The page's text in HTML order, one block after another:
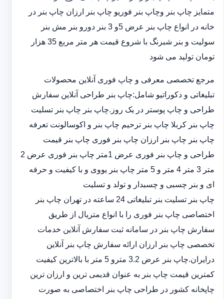
متمایز چاپ بنر وچاپ بنر فوریو چاپ بنر ارزان چاپ بنر در
خانه در انواع چاپ بنر عرض 5و 3 بنر دورو بنر مش بنر
سولیت و بنر شبرنگ با شروع قیمت هر متر مربع 35 هزار
تومان تولید می شود
مرجع تخصصی معرفی و چاپ فوری آنلاین محصولات
تبلیغاتی و دکوراتیو شامل:چاپ بنر طراحی آنلاین سفارش
طراحی و چاپ پوستر در یک روز.چاپ بنر چاپ بنر تسلیت
چاپ بنر کربلا چاپ بنر ترحیم چاپ بنر و اکوسالونت تعرفه
چاپ بنر چاپ بنر ارزان چاپ بنر فوری چاپ بنر قیمت
طراحی و چاپ بنر فوری عرض 1متر چاپ بنر فوری عرض 2
متر 3 متر 4 متر و 5 متر چاپ بنر یووی و با کیفیت و حرفه
ای و بنر چسبی و چسبدار و تولد و تسلیت
چاپ بنر تسلیت بنر تبلیغاتی 24 ساعته در تهران چاپ بنر
اختصاصی چاپ بنر فوری را با انواع متریال از طریق
سفارش چاپ بنر در سامانه ثبت سفارش آنلاین خدمات
تخصصی چاپ بنر ارزان ارائه سفارش چاپ بنر آنلاین
درایران.چاپ بنر عرض 3.2 مترو 5 متر با بالاترین کیفیت
کمترین قیمت چاپ بنر به عنوان قدیمی ترین و ارزان ترین
چاپخانه کشور در طراحی چاپ بنر اختصاصی به صورت